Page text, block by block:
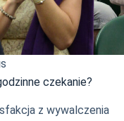
czekanie?
z wywalczenia